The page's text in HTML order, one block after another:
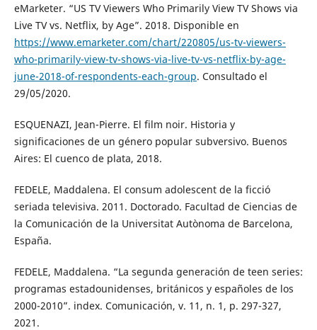
eMarketer. “US TV Viewers Who Primarily View TV Shows via
Live TV vs. Netflix, by Age”. 2018. Disponible en
https://www.emarketer.com/chart/220805/us-tv-viewers-
who-primarily-view-tv-shows-via-live-tv-vs-netflix-by-age-
june-2018-of-respondents-each-group. Consultado el
29/05/2020.
ESQUENAZI, Jean-Pierre. El film noir. Historia y
significaciones de un género popular subversivo. Buenos
Aires: El cuenco de plata, 2018.
FEDELE, Maddalena. El consum adolescent de la ficció
seriada televisiva. 2011. Doctorado. Facultad de Ciencias de
la Comunicación de la Universitat Autònoma de Barcelona,
España.
FEDELE, Maddalena. “La segunda generación de teen series:
programas estadounidenses, británicos y españoles de los
2000-2010”. index. Comunicación, v. 11, n. 1, p. 297-327,
2021.